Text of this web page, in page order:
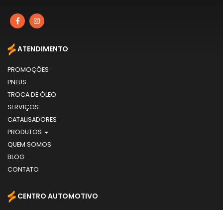
ATENDIMENTO
PROMOÇÕES
PNEUS
TROCA DE ÓLEO
SERVIÇOS
CATALISADORES
PRODUTOS
QUEM SOMOS
BLOG
CONTATO
CENTRO AUTOMOTIVO